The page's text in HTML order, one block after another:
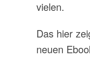
vielen.
Das hier
neuen